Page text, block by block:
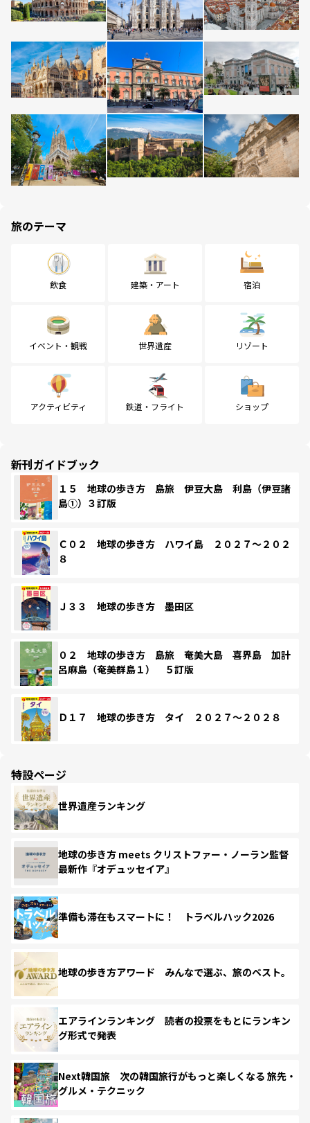
旅のテーマ
飲食 建築・アート 宿泊
イベント・観戦 世界遺産 リゾート
アクティビティ 鉄道・フライト ショップ
新刊ガイドブック
１５ 地球の歩き方 島旅 伊豆大島 利島（伊豆諸
島①）３訂版
Ｃ０２ 地球の歩き方 ハワイ島 ２０２７～２０２
８
Ｊ３３ 地球の歩き方 墨田区
０２ 地球の歩き方 島旅 奄美大島 喜界島 加計
呂麻島（奄美群島１） ５訂版
Ｄ１７ 地球の歩き方 タイ ２０２７～２０２８
特設ページ
世界遺産ランキング
地球の歩き方 meets クリストファー・ノーラン監督
最新作『オデュッセイア』
準備も滞在もスマートに！ トラベルハック2026
地球の歩き方アワード みんなで選ぶ、旅のベスト。
エアラインランキング 読者の投票をもとにランキン
グ形式で発表
Next韓国旅 次の韓国旅行がもっと楽しくなる 旅先・
グルメ・テクニック